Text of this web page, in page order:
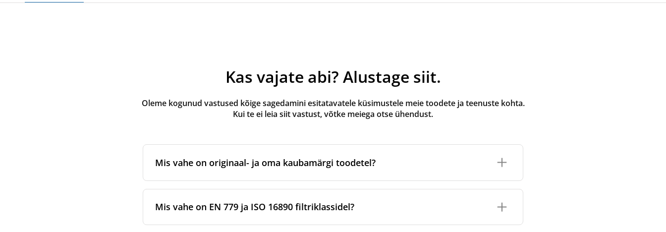
Kas vajate abi? Alustage siit.
Oleme kogunud vastused kõige sagedamini esitatavatele küsimustele meie toodete ja teenuste kohta.
Kui te ei leia siit vastust, võtke meiega otse ühendust.
Mis vahe on originaal- ja oma kaubamärgi toodetel?
sertifitseeritud tootmispartnerite kaudu. Need vastavad kaubamärgi kindlatele tootmis- ja
pakendamisstandarditele.
Mis vahe on EN 779 ja ISO 16890 filtriklassidel?